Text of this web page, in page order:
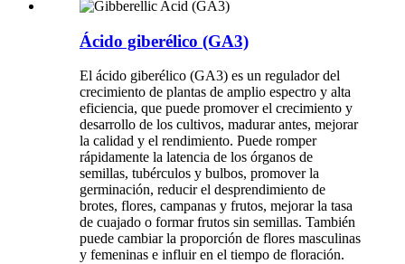
Ácido giberélico (GA3)
El ácido giberélico (GA3) es un regulador del
crecimiento de plantas de amplio espectro y alta
eficiencia, que puede promover el crecimiento y
desarrollo de los cultivos, madurar antes, mejorar
la calidad y el rendimiento. Puede romper
rápidamente la latencia de los órganos de
semillas, tubérculos y bulbos, promover la
germinación, reducir el desprendimiento de
brotes, flores, campanas y frutos, mejorar la tasa
de cuajado o formar frutos sin semillas. También
puede cambiar la proporción de flores masculinas
y femeninas e influir en el tiempo de floración.